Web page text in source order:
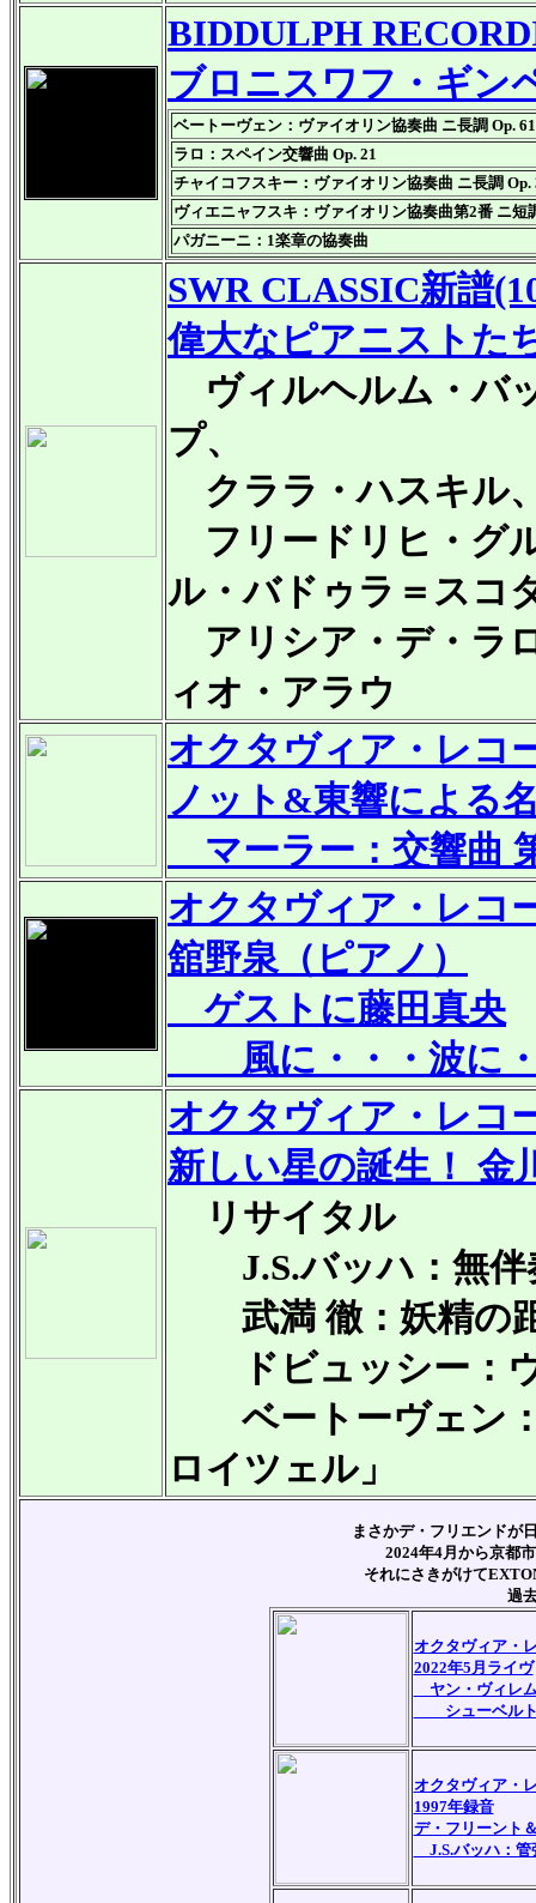
BIDDULPH
ブロニスワフ・ギン
ベートーヴェン：ヴァイオリン協奏曲 ニ長調 Op. 61
ラロ：スペイン交響曲 Op. 21
チャイコフスキー：ヴァイオリン協奏曲 ニ長調 Op.
ヴィエニャフスキ：ヴァイオリン協奏曲第2番 ニ短
パガニーニ：1楽章の協奏曲
SWR CLASSIC新譜
偉大なピアニストた
ヴィルヘルム・バ
プ、
クララ・ハスキル
フリードリヒ・グ
ル・バドゥラ＝スコ
アリシア・デ・ラ
ィオ・アラウ
オクタヴィア・レコ
ノット&東響による
マーラー：交響曲
オクタヴィア・レコ
舘野泉（ピアノ）
ゲストに藤田真央
風に・・・波に・
オクタヴィア・レコ
新しい星の誕生！ 金
リサイタル
J.S.バッハ：無伴
武満 徹：妖精の
ドビュッシー：ヴ
ベートーヴェン：
ロイツェル」
まさかデ・フリエンドが
2024年4月から京都
それにさきがけて
過
オクタヴィア・
2022年5月ライヴ
ヤン・ヴィレ
シューベルト
オクタヴィア・
1997年録音
デ・フリーント
J.S.バッハ：管